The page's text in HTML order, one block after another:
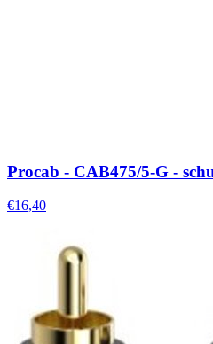
Procab - CAB475/5-G -
€16,40